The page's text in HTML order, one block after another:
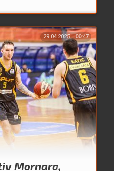
29.04.2025. 00:47
Mornara,